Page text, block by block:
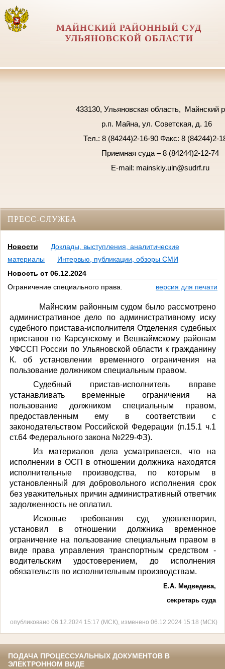
МАЙНСКИЙ РАЙОННЫЙ СУД
УЛЬЯНОВСКОЙ ОБЛАСТИ
433130, Ульяновская область, Майнский
р.п. Майна, ул. Советская, д. 16
Тел.: 8 (84244)2-16-90 Факс: 8 (84244)2-
Приемная суда – 8 (84244)2-12-74
E-mail: mainskiy.uln@sudrf.ru
ПРЕСС-СЛУЖБА
Новости
Доклады, выступления, аналитические
материалы
Интервью, публикации, обзоры СМИ
Новость от 06.12.2024
Ограничение специального права.
версия для печати
Майнским районным судом было рассмотрено
административное дело по административному иску
судебного пристава-исполнителя Отделения судебных
приставов по Карсунскому и Вешкаймскому районам
УФССП России по Ульяновской области к гражданину
К. об установлении временного ограничения на
пользование должником специальным правом.
Судебный пристав-исполнитель вправе
устанавливать временные ограничения на
пользование должником специальным правом,
предоставленным ему в соответствии с
законодательством Российской Федерации (п.15.1 ч.1
ст.64 Федерального закона №229-ФЗ).
Из материалов дела усматривается, что на
исполнении в ОСП в отношении должника находятся
исполнительные производства, по которым в
установленный для добровольного исполнения срок
без уважительных причин административный ответчик
задолженность не оплатил.
Исковые требования суд удовлетворил,
установил в отношении должника временное
ограничение на пользование специальным правом в
виде права управления транспортным средством -
водительским удостоверением, до исполнения
обязательств по исполнительным производствам.
Е.А. Медведева,
секретарь суда
опубликовано 06.12.2024 15:17 (МСК), изменено 06.12.2024 15:18 (МСК)
ПОДАЧА ПРОЦЕССУАЛЬНЫХ ДОКУМЕНТОВ В
ЭЛЕКТРОННОМ ВИДЕ